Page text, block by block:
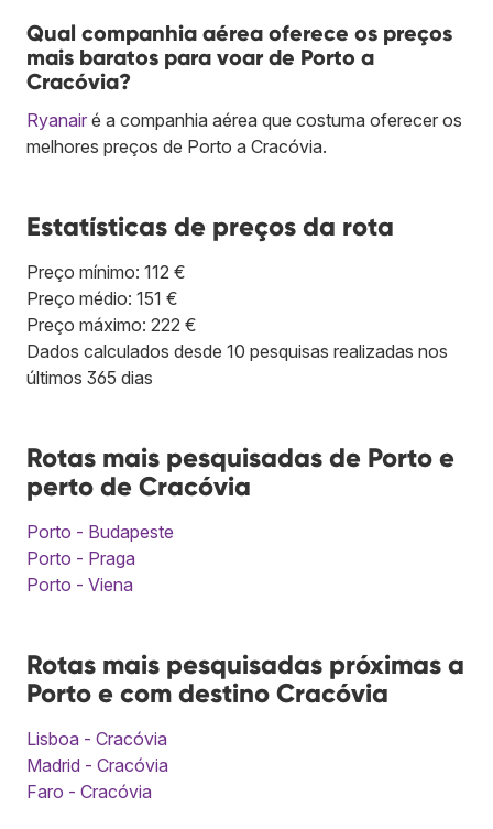
Qual companhia aérea oferece os preços
mais baratos para voar de Porto a
Cracóvia?
Ryanair é a companhia aérea que costuma oferecer os
melhores preços de Porto a Cracóvia.
Estatísticas de preços da rota
Preço mínimo: 112 €
Preço médio: 151 €
Preço máximo: 222 €
Dados calculados desde 10 pesquisas realizadas nos
últimos 365 dias
Rotas mais pesquisadas de Porto e
perto de Cracóvia
Porto - Budapeste
Porto - Praga
Porto - Viena
Rotas mais pesquisadas próximas a
Porto e com destino Cracóvia
Lisboa - Cracóvia
Madrid - Cracóvia
Faro - Cracóvia